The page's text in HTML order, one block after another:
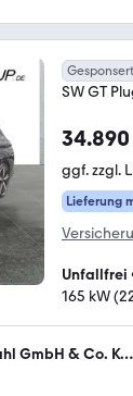
Gesponsert
SW GT
ggf. zzgl.
Lieferung
Unfallfrei
165 kW
WAHL-GROUP Alfred Wahl GmbH & Co. KG | Filiale Siegen